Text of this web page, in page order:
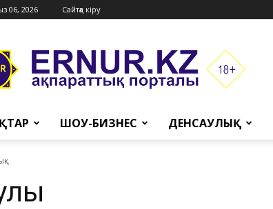
06, 2026 Сайтқа кіру
ШОУ-БИЗНЕС ДЕНСАУЛЫҚ